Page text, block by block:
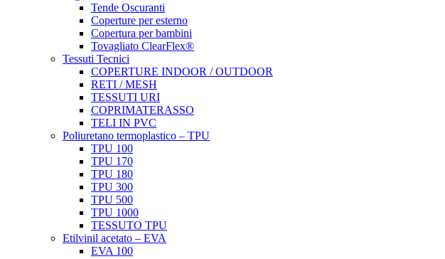
Tende Oscuranti
Coperture per esterno
Copertura per bambini
Tovagliato ClearFlex®
Tessuti Tecnici
COPERTURE INDOOR / OUTDOOR
RETI / MESH
TESSUTI URI
COPRIMATERASSO
TELI IN PVC
Poliuretano termoplastico – TPU
TPU 100
TPU 170
TPU 180
TPU 300
TPU 500
TPU 1000
TESSUTO TPU
Etilvinil acetato – EVA
EVA 100